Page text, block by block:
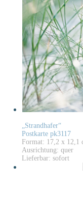
„Strandhafer“
Postkarte pk3117
Format: 17,2 x 12,1
Ausrichtung: quer
Lieferbar: sofort